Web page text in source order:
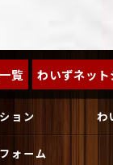
覧 わいずネッ
ョン わ
ォーム